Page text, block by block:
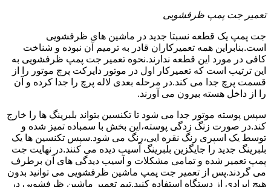
تعمیر جت پمپ ظرفشویی
جت پمپ یک قطعه نسبتا جدید در ماشین های ظرفشویی
است.بنابراین همه تعمیرکاران قادر به ترمیم آن نبوده و شناخت
کافی در مورد این قطعه ندارند.نحوه تعمیر جت پمپ ظرفشویی به
این ترتیب است که تعمیرکار اول در موتور دایرکت پرچ موتور را از
قسمت پرچ جدا می کند.در مرحله بعدی لاله پرچ را جدا کرده و آن
را از داخل هسته بیرون می آورند.
سپس پوسته موتور جدا می شود تا تکنسین بتواند بلبرینگ ها را خارج
کند.در صورت زنگ زدگی پوسته،این بخش با سمباده تمیز شده و
توسط یک اسپری رنگ نقره ایی،رنگ می شود.سپس تکنسین ها یک
بلبرینگ جدید را جایگزین بلبرینگ آسیب دیده می کنند.در نهایت جت
پمپ تعمیر شده و تمامی مشکلات و آسیب دیدگی های آن برطرف
می گردند.پس از تعمیر جت پمپ ماشین ظرفشویی می توانید بدون
هیچ ایرادی از دستگاه استفاده کنید.تیم تعمیر ماشین ظرفشویی در